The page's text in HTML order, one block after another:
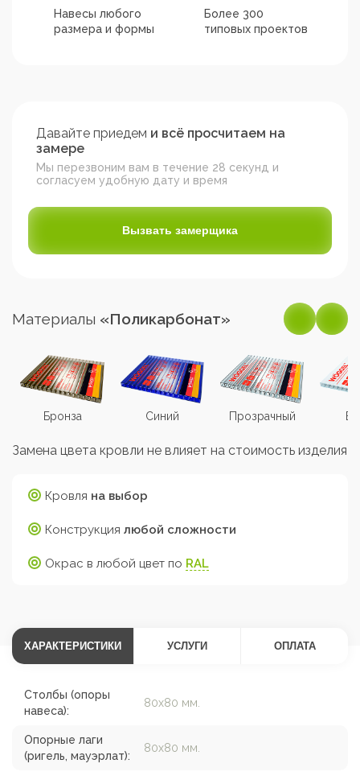
Навесы любого
размера и формы
Более 300
типовых проектов
Давайте приедем и всё просчитаем на
замере
Мы перезвоним вам в течение 28 секунд и
согласуем удобную дату и время
Вызвать замерщика
Материалы «Поликарбонат»
Бронза Синий Прозрачный
Замена цвета кровли не влияет на стоимость изделия
Кровля на выбор
Конструкция любой сложности
Окрас в любой цвет по RAL
ХАРАКТЕРИСТИКИ УСЛУГИ ОПЛАТА
Столбы (опоры
навеса):
80х80 мм.
Опорные лаги
(ригель, мауэрлат):
80х80 мм.